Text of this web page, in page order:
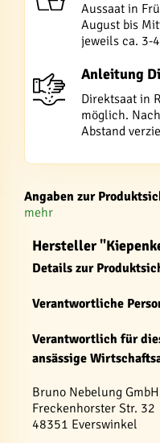
Aussaat in
August bis
jeweils ca. 3-
Anleitung
Direktsaat in
möglich.
Abstand
Angaben zur
mehr
Hersteller
Details zur
Verantwortliche
Verantwortlich für
ansässige
Bruno Nebelung GmbH
Freckenhorster Str. 32
48351 Everswinkel